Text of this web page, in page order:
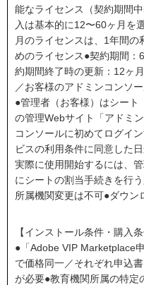
能なライセンス（契約期間
入は基本的に12〜60ヶ月を
月のライセンスは、1年間
めのライセンス●契約期間：
約期間終了時の更新：12ヶ
／お客様のアドミンコンソ
●管理者（お客様）はシート
の管理Webサイト「アドミ
コンソールに初めてログイ
ビスの利用条件に同意した
実際に使用開始するには、
にシートの割当手続きを行
所属機関変更は不可●ダウン
【インストール条件・購入条
●「Adobe VIP Marketplace
で価格同一／それぞれ申込
が必要●教育機関所属の特定